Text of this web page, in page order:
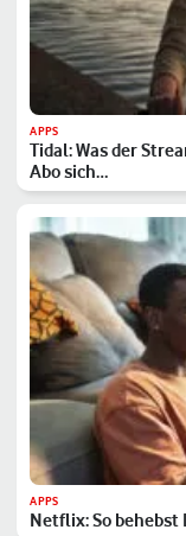
APPS
Tidal: Was der
Abo sich…
APPS
Netflix: So behebst